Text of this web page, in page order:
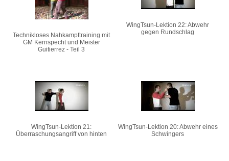
Technikloses Nahkampftraining mit
GM Kernspecht und Meister
Guitierrez - Teil 3
WingTsun-Lektion 22: Abwehr
gegen Rundschlag
WingTsun-Lektion 21:
Überraschungsangriff von hinten
WingTsun-Lektion 20: Abwehr eines
Schwingers